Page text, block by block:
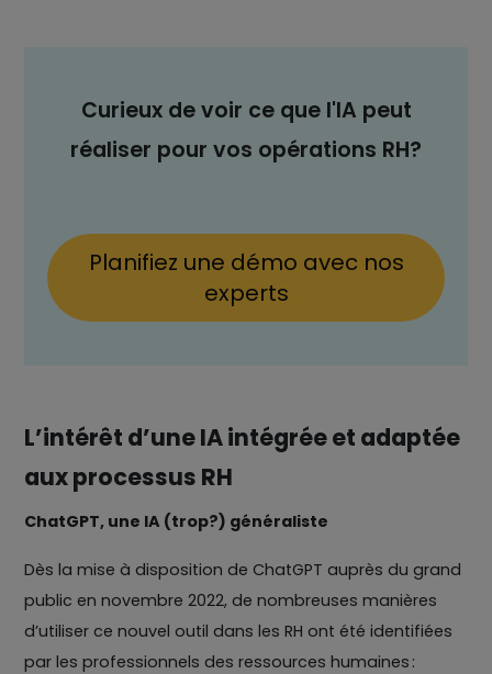
Curieux de voir ce que l'IA peut
réaliser pour vos opérations RH?
Planifiez une démo avec nos
experts
L’intérêt d’une IA intégrée et adaptée
aux processus RH
ChatGPT, une IA (trop?) généraliste
Dès la mise à disposition de ChatGPT auprès du grand
public en novembre 2022, de nombreuses manières
d’utiliser ce nouvel outil dans les RH ont été identifiées
par les professionnels des ressources humaines :